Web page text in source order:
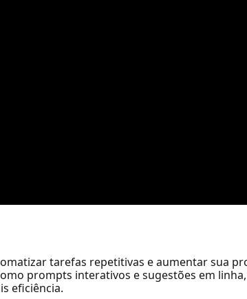
tarefas repetitivas e aumentar sua
prompts interativos e sugestões em
eficiência.